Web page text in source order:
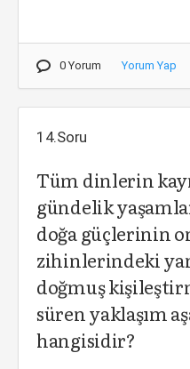
0 Yorum Yorum Yap
14.Soru
Tüm dinlerin
gündelik
doğa güçlerinin
zihinlerindeki
doğmuş
süren yaklaşım
hangisidir?